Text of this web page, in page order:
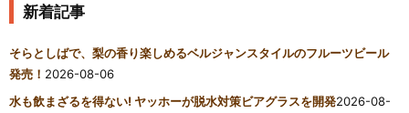
新着記事
そらとしばで、梨の香り楽しめるベルジャンスタイルのフルーツビール
発売！ 2026-08-06
水も飲まざるを得ない! ヤッホーが脱水対策ビアグラスを開発2026-08-